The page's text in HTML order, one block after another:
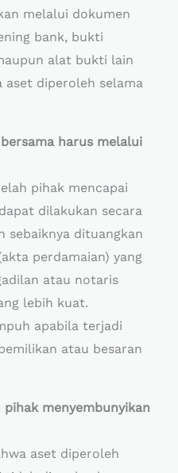
melalui dokumen
bank, bukti
alat bukti lain
aset diperoleh selama
harus melalui
pihak mencapai
dilakukan secara
sebaiknya dituangkan
perdamaian) yang
atau notaris
lebih kuat.
apabila terjadi
atau besaran
pihak menyembunyikan
aset diperoleh